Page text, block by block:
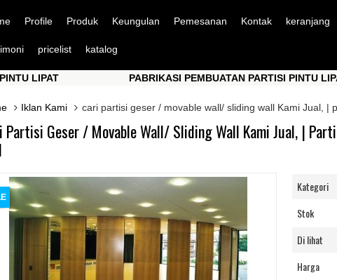
Profile Produk Keungulan Pemesanan Kontak keranjang
pricelist katalog
PABRIKASI PEMBUATAN PARTISI PINTU LIPAT
Iklan Kami cari partisi geser / movable wall/ sliding wall Kami Jual, |
Partisi Geser / Movable Wall/ Sliding Wall Kami Jual, |
Kategori
Stok
Di lihat
Harga